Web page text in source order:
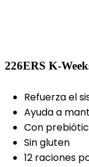
226ERS K-
Refuerza el
Ayuda a
Con
Sin gluten
12 raciones